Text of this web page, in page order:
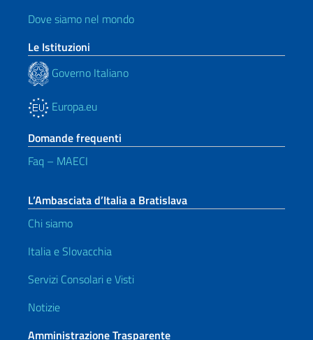
Dove siamo nel mondo
Le Istituzioni
Governo Italiano
Europa.eu
Domande frequenti
Faq – MAECI
L’Ambasciata d’Italia a Bratislava
Chi siamo
Italia e Slovacchia
Servizi Consolari e Visti
Notizie
Amministrazione Trasparente